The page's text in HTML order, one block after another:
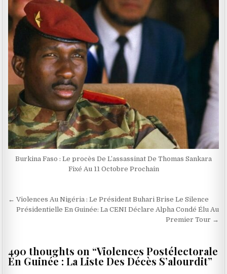
Burkina Faso : Le procès De L’assassinat De Thomas Sankara
Fixé Au 11 Octobre Prochain
Navigation
de
← Violences Au Nigéria : Le Président Buhari Brise Le Silence
Présidentielle En Guinée: La CENI Déclare Alpha Condé Élu Au
Premier Tour →
490 thoughts on “Violences Postélectorale
En Guinée : La Liste Des Décès S’alourdit”